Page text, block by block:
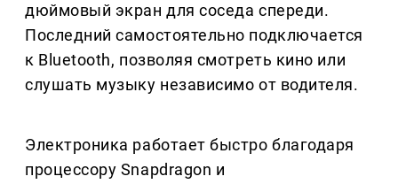
дюймовый экран для соседа спереди.
Последний самостоятельно подключается
к Bluetooth, позволяя смотреть кино или
слушать музыку независимо от водителя.
Электроника работает быстро благодаря
процессору Snapdragon и